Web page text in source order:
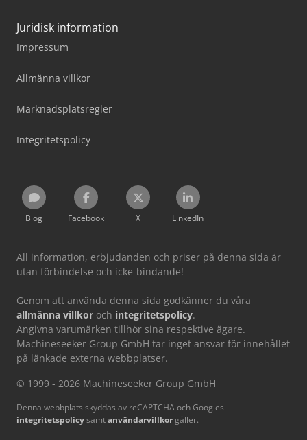
Juridisk information
Impressum
Allmänna villkor
Marknadsplatsregler
Integritetspolicy
Blog Facebook X LinkedIn
All information, erbjudanden och priser på denna sida är
utan förbindelse och icke-bindande!
Genom att använda denna sida godkänner du våra
allmänna villkor och integritetspolicy.
Angivna varumärken tillhör sina respektive ägare.
Machineseeker Group GmbH tar inget ansvar för innehållet
på länkade externa webbplatser.
© 1999 - 2026 Machineseeker Group GmbH
Denna webbplats skyddas av reCAPTCHA och Googles
integritetspolicysamtanvändarvillkor gäller.